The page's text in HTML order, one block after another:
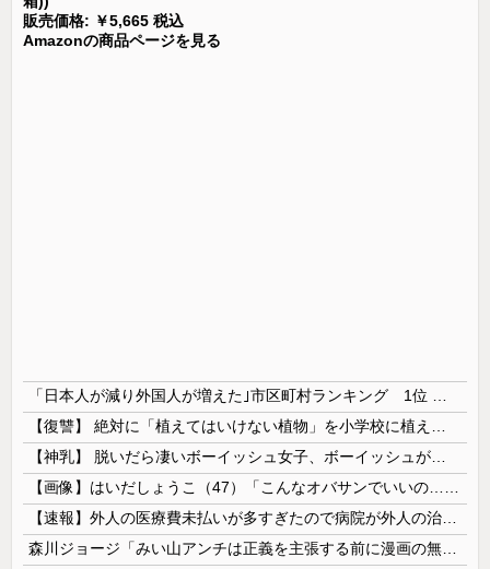
販売価格: ￥5,665 税込
Amazonの商品ページを見る